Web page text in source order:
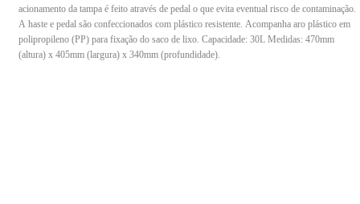
acionamento da tampa é feito através de pedal o que evita eventual risco de contaminação.
A haste e pedal são confeccionados com plástico resistente. Acompanha aro plástico em
polipropileno (PP) para fixação do saco de lixo. Capacidade: 30L Medidas: 470mm
(altura) x 405mm (largura) x 340mm (profundidade).